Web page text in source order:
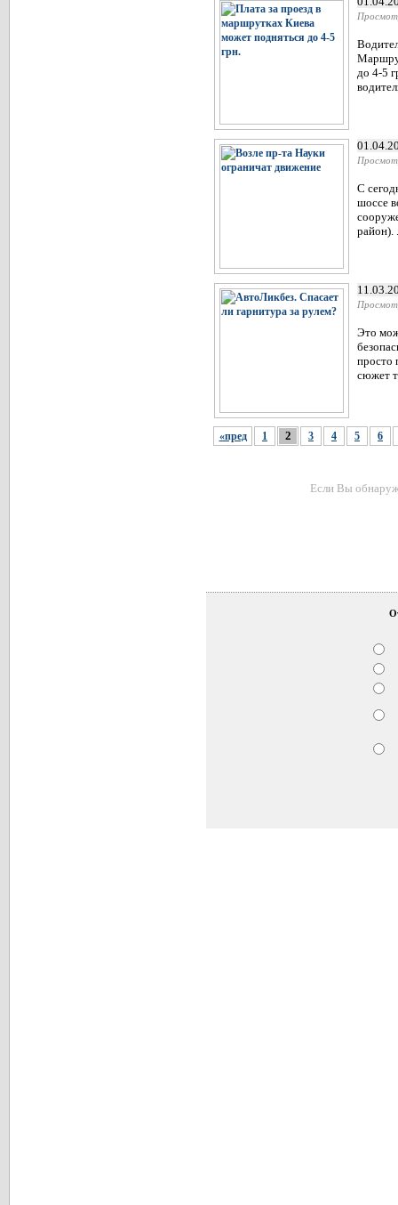
до 4-5
С
шоссе
район).
Это
просто
сюжет
«пред 1 2 3 4 5 6
Если Вы